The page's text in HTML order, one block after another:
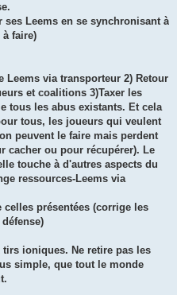
Leems en se synchronisant à
faire)
Leems via transporteur 2) Retour
et coalitions 3)Taxer les
tous les abus existants. Et cela
tous, les joueurs qui veulent
peuvent le faire mais perdent
cacher ou pour récupérer). Le
touche à d'autres aspects du
ressources-Leems via
présentées (corrige les
ioniques. Ne retire pas les
simple, que tout le monde